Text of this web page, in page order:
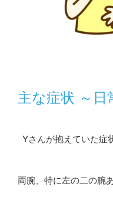
主な症状 ～
Yさんが抱えていた症
両腕、特に左の二の腕